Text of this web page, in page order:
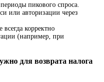
пикового спроса.
или авторизации через
корректно
(например, при
для возврата налога